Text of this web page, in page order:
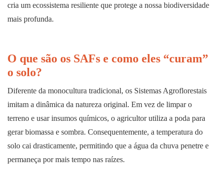
cria um ecossistema resiliente que protege a nossa biodiversidade
mais profunda.
O que são os SAFs e como eles “curam”
o solo?
Diferente da monocultura tradicional, os Sistemas Agroflorestais
imitam a dinâmica da natureza original. Em vez de limpar o
terreno e usar insumos químicos, o agricultor utiliza a poda para
gerar biomassa e sombra. Consequentemente, a temperatura do
solo cai drasticamente, permitindo que a água da chuva penetre e
permaneça por mais tempo nas raízes.